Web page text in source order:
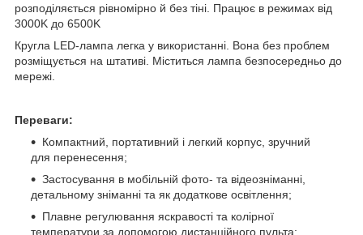
розподіляється рівномірно й без тіні. Працює в режимах від
3000K до 6500K
Кругла LED-лампа легка у використанні. Вона без проблем
розміщується на штативі. Міститься лампа безпосередньо до
мережі.
Переваги:
Компактний, портативний і легкий корпус, зручний
для перенесення;
Застосування в мобільній фото- та відеозніманні,
детальному зніманні та як додаткове освітлення;
Плавне регулювання яскравості та колірної
температури за допомогою дистанційного пульта;